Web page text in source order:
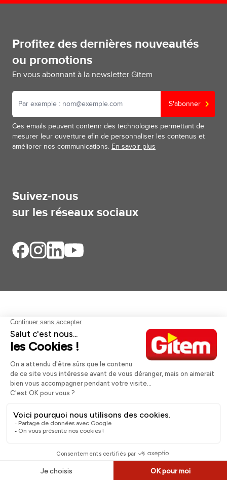
Profitez des dernières nouveautés
ou promotions
En vous abonnant à la newsletter Gitem
S'abonner
Ces emails peuvent contenir des technologies permettant de
mesurer leur ouverture afin de personnaliser les contenus et
améliorer nos communications. En savoir plus
Suivez-nous
sur les réseaux sociaux
Aides et informations
Services
Informations légales
A propos
Nos magasins
Paiement sécurisé